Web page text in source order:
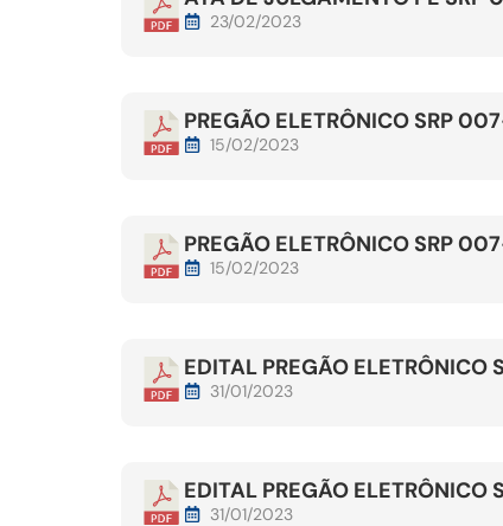
23/02/2023
PREGÃO ELETRÔNICO SRP
15/02/2023
PREGÃO ELETRÔNICO SRP
15/02/2023
EDITAL PREGÃO ELETRÔNICO
31/01/2023
EDITAL PREGÃO ELETRÔNICO
31/01/2023